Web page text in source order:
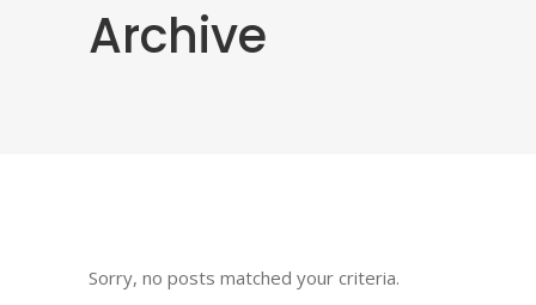
Archive
Sorry, no posts matched your criteria.